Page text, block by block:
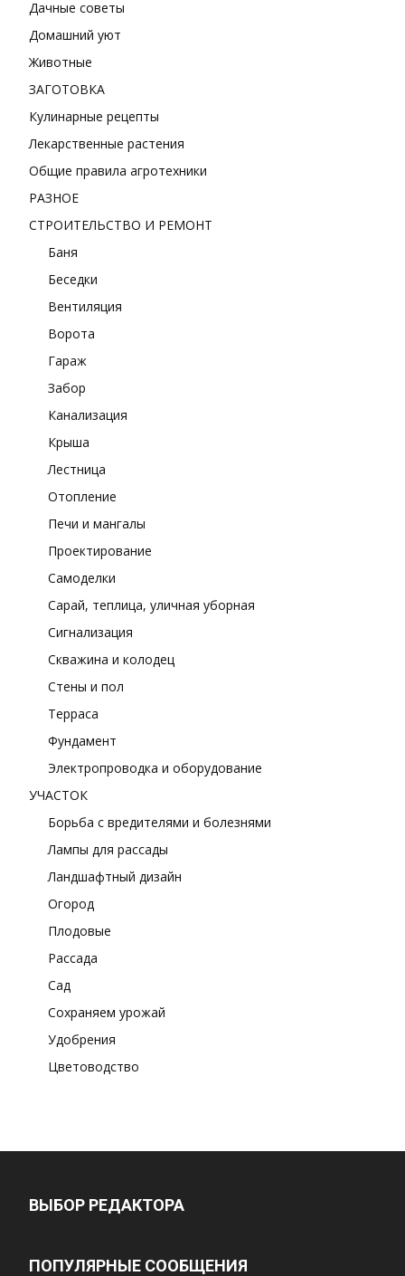
Дачные советы
Домашний уют
Животные
ЗАГОТОВКА
Кулинарные рецепты
Лекарственные растения
Общие правила агротехники
РАЗНОЕ
СТРОИТЕЛЬСТВО И РЕМОНТ
Баня
Беседки
Вентиляция
Ворота
Гараж
Забор
Канализация
Крыша
Лестница
Отопление
Печи и мангалы
Проектирование
Самоделки
Сарай, теплица, уличная уборная
Сигнализация
Скважина и колодец
Стены и пол
Терраса
Фундамент
Электропроводка и оборудование
УЧАСТОК
Борьба с вредителями и болезнями
Лампы для рассады
Ландшафтный дизайн
Огород
Плодовые
Рассада
Сад
Сохраняем урожай
Удобрения
Цветоводство
ВЫБОР РЕДАКТОРА
ПОПУЛЯРНЫЕ СООБЩЕНИЯ